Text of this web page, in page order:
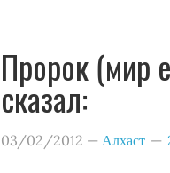
Пророк (мир
сказал:
03/02/2012 — Алхаст